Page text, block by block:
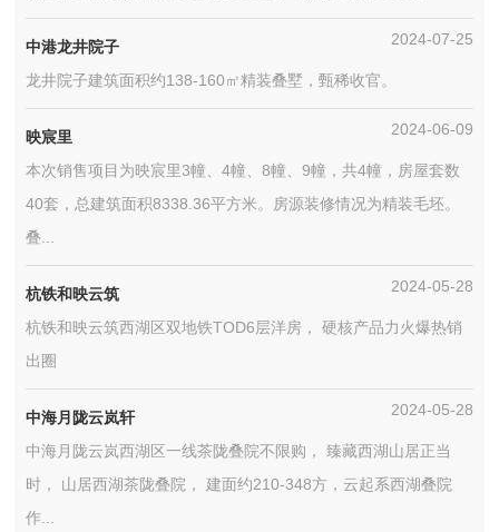
中港龙井院子 2024-07-25
龙井院子建筑面积约138-160㎡精装叠墅，甄稀收官。
映宸里 2024-06-09
本次销售项目为映宸里3幢、4幢、8幢、9幢，共4幢，房屋套数
40套，总建筑面积8338.36平方米。房源装修情况为精装毛坯。
叠...
杭铁和映云筑 2024-05-28
杭铁和映云筑西湖区双地铁TOD6层洋房， 硬核产品力火爆热销
出圈
中海月陇云岚轩 2024-05-28
中海月陇云岚西湖区一线茶陇叠院不限购， 臻藏西湖山居正当
时， 山居西湖茶陇叠院， 建面约210-348方，云起系西湖叠院
作...